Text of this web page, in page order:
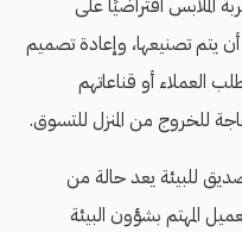
الملابس افتراضيًا على
يتم تصنيعها، وإعادة تصميم
العملاء أو قناعاتهم
للخروج من المنزل للتسوق.
صديق للبيئة يعد حالة من
المهتم بشؤون البيئة